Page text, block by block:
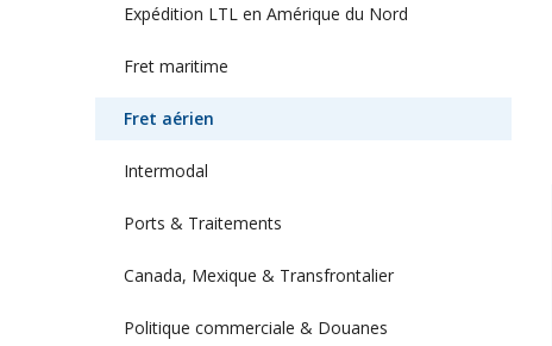
Expédition LTL en Amérique du Nord
Fret maritime
Fret aérien
Intermodal
Ports & Traitements
Canada, Mexique & Transfrontalier
Politique commerciale & Douanes